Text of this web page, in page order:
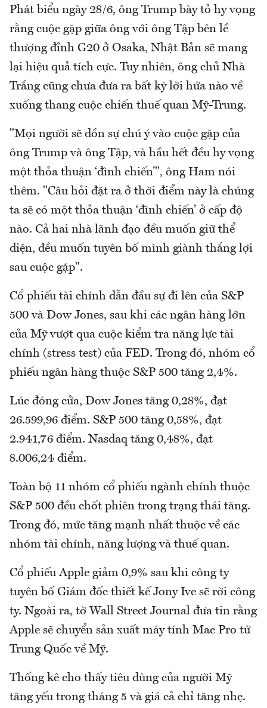
Phát biểu ngày 28/6, ông Trump bày tỏ hy vọng
rằng cuộc gặp giữa ông với ông Tập bên lề
thượng đỉnh G20 ở Osaka, Nhật Bản sẽ mang
lại hiệu quả tích cực. Tuy nhiên, ông chủ Nhà
Trắng cũng chưa đưa ra bất kỳ lời hứa nào về
xuống thang cuộc chiến thuế quan Mỹ-Trung.
"Mọi người sẽ dồn sự chú ý vào cuộc gặp của
ông Trump và ông Tập, và hầu hết đều hy vọng
một thỏa thuận ‘đình chiến’", ông Ham nói
thêm. "Câu hỏi đặt ra ở thời điểm này là chúng
ta sẽ có một thỏa thuận ‘đình chiến’ ở cấp độ
nào. Cả hai nhà lãnh đạo đều muốn giữ thể
diện, đều muốn tuyên bố mình giành thắng lợi
sau cuộc gặp".
Cổ phiếu tài chính dẫn đầu sự đi lên của S&P
500 và Dow Jones, sau khi các ngân hàng lớn
của Mỹ vượt qua cuộc kiểm tra năng lực tài
chính (stress test) của FED. Trong đó, nhóm cổ
phiếu ngân hàng thuộc S&P 500 tăng 2,4%.
Lúc đóng cửa, Dow Jones tăng 0,28%, đạt
26.599,96 điểm. S&P 500 tăng 0,58%, đạt
2.941,76 điểm. Nasdaq tăng 0,48%, đạt
8.006,24 điểm.
Toàn bộ 11 nhóm cổ phiếu ngành chính thuộc
S&P 500 đều chốt phiên trong trạng thái tăng.
Trong đó, mức tăng mạnh nhất thuộc về các
nhóm tài chính, năng lượng và thuế quan.
Cổ phiếu Apple giảm 0,9% sau khi công ty
tuyên bố Giám đốc thiết kế Jony Ive sẽ rời công
ty. Ngoài ra, tờ Wall Street Journal đưa tin rằng
Apple sẽ chuyển sản xuất máy tính Mac Pro từ
Trung Quốc về Mỹ.
Thống kê cho thấy tiêu dùng của người Mỹ
tăng yếu trong tháng 5 và giá cả chỉ tăng nhẹ.